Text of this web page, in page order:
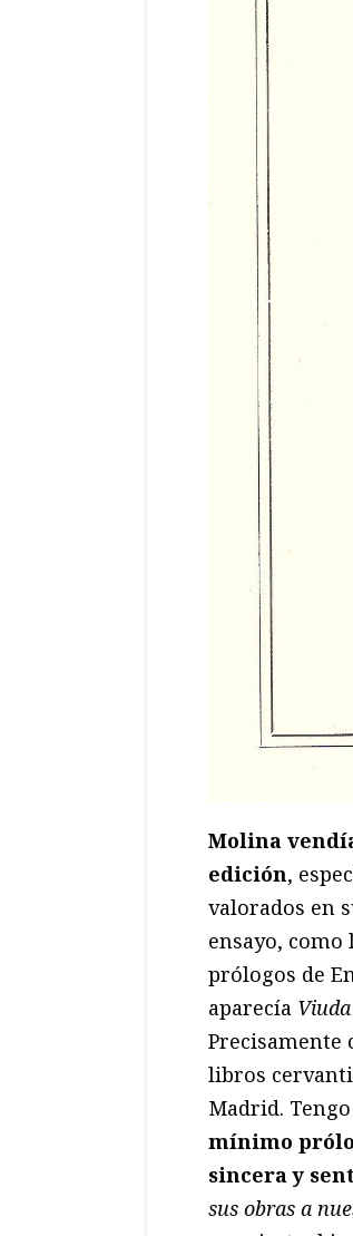
Molina
edición,
valorados en
ensayo, como
prólogos de
aparecía
libros
Madrid.
mínimo
sincera y
sus obras a